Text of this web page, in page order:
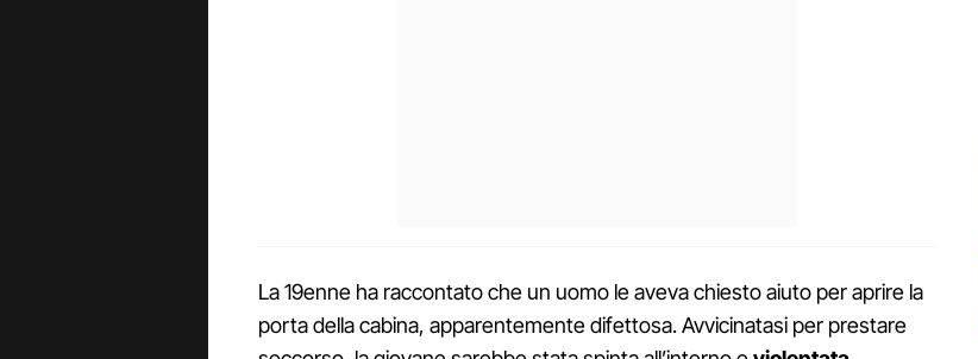
La 19enne ha raccontato che un uomo le aveva chiesto aiuto per aprire la
porta della cabina, apparentemente difettosa. Avvicinatasi per prestare